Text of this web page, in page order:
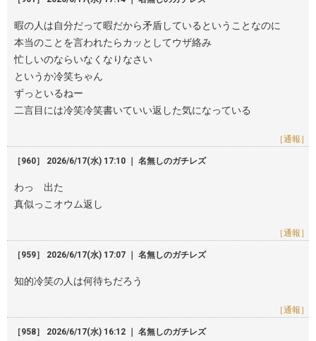
暇の人は自分だって暇だから矛盾しているということなのに
本当のことを言われたらカッとしてウザ絡み
忙しいのならいなくなりなさい
というか冷笑ちゃん
ずっといるねー
二言目には冷笑冷笑書いていい返した気になっている
［通報］
［960］ 2026/6/17(水) 17:10 ｜ 名無しのガチレズ
わっ 出た
真似っこオウム返し
［通報］
［959］ 2026/6/17(水) 17:07 ｜ 名無しのガチレズ
知的冷笑の人は何待ちだろう
［通報］
［958］ 2026/6/17(水) 16:12 ｜ 名無しのガチレズ